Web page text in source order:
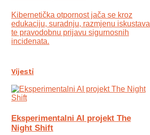
Kibernetička otpornost jača se kroz
edukaciju, suradnju, razmjenu iskustava
te pravodobnu prijavu sigurnosnih
incidenata.
Vijesti
Eksperimentalni AI projekt The
Night Shift